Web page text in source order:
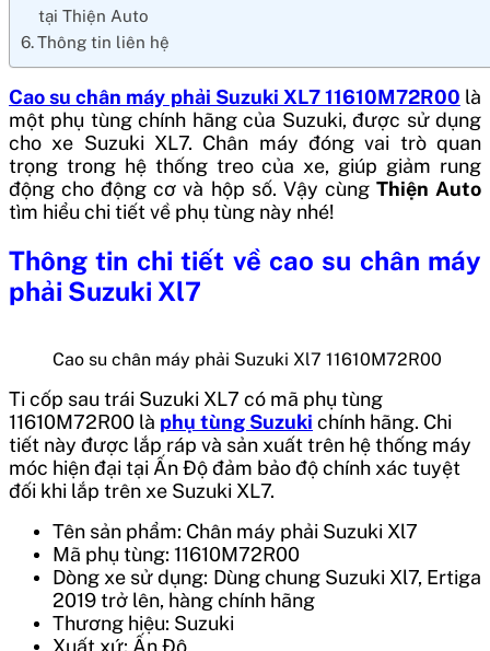
tại Thiện Auto
Thông tin liên hệ
Cao su chân máy phải Suzuki XL7 11610M72R00 là
một phụ tùng chính hãng của Suzuki, được sử dụng
cho xe Suzuki XL7. Chân máy đóng vai trò quan
trọng trong hệ thống treo của xe, giúp giảm rung
động cho động cơ và hộp số. Vậy cùng Thiện Auto
tìm hiểu chi tiết về phụ tùng này nhé!
Thông tin chi tiết về cao su chân máy
phải Suzuki Xl7
Cao su chân máy phải Suzuki Xl7 11610M72R00
Ti cốp sau trái Suzuki XL7 có mã phụ tùng
11610M72R00 là phụ tùng Suzuki chính hãng. Chi
tiết này được lắp ráp và sản xuất trên hệ thống máy
móc hiện đại tại Ấn Độđảm bảo độ chính xác tuyệt
đối khi lắp trên xe Suzuki XL7.
Tên sản phẩm: Chân máy phải Suzuki Xl7
Mã phụ tùng: 11610M72R00
Dòng xe sử dụng: Dùng chung Suzuki Xl7, Ertiga
2019 trở lên, hàng chính hãng
Thương hiệu: Suzuki
Xuất xứ: Ấn Độ